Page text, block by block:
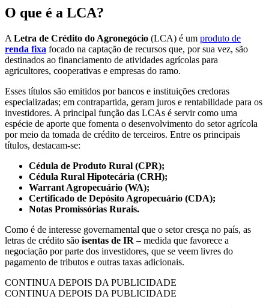
O que é a LCA?
A Letra de Crédito do Agronegócio (LCA) é um produto de
renda fixa focado na captação de recursos que, por sua vez, são
destinados ao financiamento de atividades agrícolas para
agricultores, cooperativas e empresas do ramo.
Esses títulos são emitidos por bancos e instituições credoras
especializadas; em contrapartida, geram juros e rentabilidade para os
investidores. A principal função das LCAs é servir como uma
espécie de aporte que fomenta o desenvolvimento do setor agrícola
por meio da tomada de crédito de terceiros. Entre os principais
títulos, destacam-se:
Cédula de Produto Rural (CPR);
Cédula Rural Hipotecária (CRH);
Warrant Agropecuário (WA);
Certificado de Depósito Agropecuário (CDA);
Notas Promissórias Rurais.
Como é de interesse governamental que o setor cresça no país, as
letras de crédito são isentas de IR – medida que favorece a
negociação por parte dos investidores, que se veem livres do
pagamento de tributos e outras taxas adicionais.
CONTINUA DEPOIS DA PUBLICIDADE
CONTINUA DEPOIS DA PUBLICIDADE